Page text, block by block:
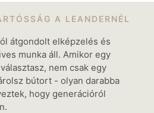
A LEANDERNÉL
átgondolt elképzelés és
munka áll. Amikor egy
nem csak egy
bútort - olyan darabba
hogy generációról